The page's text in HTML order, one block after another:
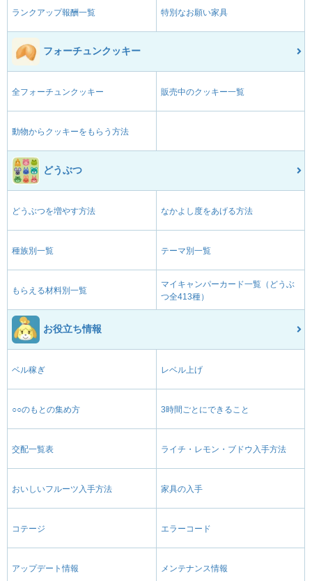
ランクアップ報酬一覧 特別なお願い家具
フォーチュンクッキー
全フォーチュンクッキー 販売中のクッキー一覧
動物からクッキーをもらう方法
どうぶつ
どうぶつを増やす方法 なかよし度をあげる方法
種族別一覧 テーマ別一覧
もらえる材料別一覧
マイキャンパーカード一覧（どうぶ
つ全413種）
お役立ち情報
ベル稼ぎ レベル上げ
○○のもとの集め方 3時間ごとにできること
交配一覧表 ライチ・レモン・ブドウ入手方法
おいしいフルーツ入手方法 家具の入手
コテージ エラーコード
アップデート情報 メンテナンス情報